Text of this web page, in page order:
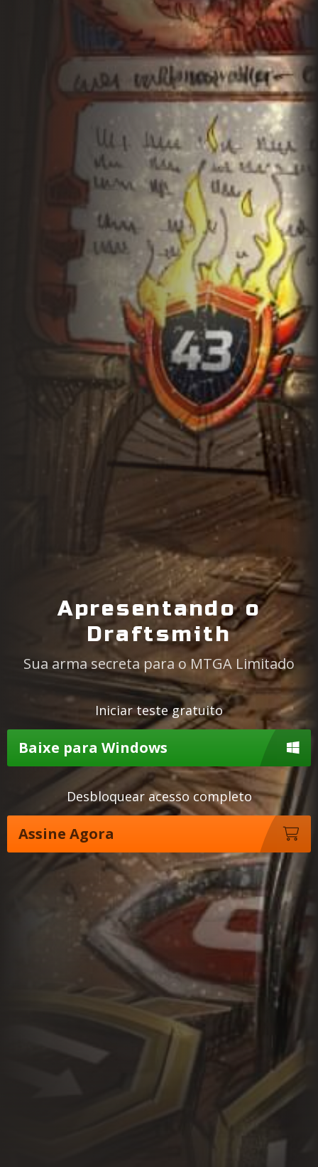
Apresentando o
Draftsmith
Sua arma secreta para o MTGA Limitado
Iniciar teste gratuito
Baixe para Windows
Desbloquear acesso completo
Assine Agora